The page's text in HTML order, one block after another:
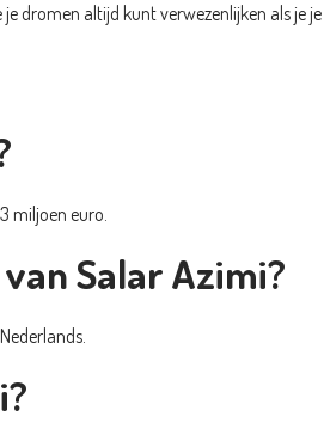
dromen altijd kunt verwezenlijken als je je
miljoen euro.
Salar Azimi?